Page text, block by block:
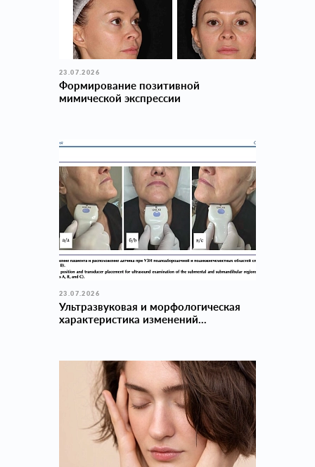
23.07.2026
Формирование позитивной
мимической экспрессии
23.07.2026
Ультразвуковая и морфологическая
характеристика изменений...